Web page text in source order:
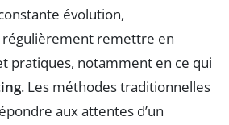
évolution,
régulièrement remettre en
pratiques, notamment en ce qui
. Les méthodes traditionnelles
aux attentes d’un